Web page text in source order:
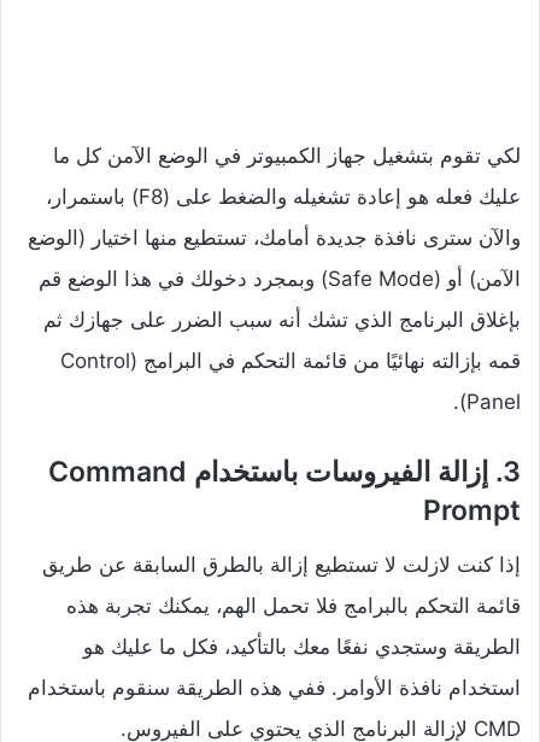
لكي تقوم بتشغيل جهاز الكمبيوتر في الوضع الآمن كل ما
عليك فعله هو إعادة تشغيله والضغط على (F8) باستمرار،
والآن سترى نافذة جديدة أمامك، تستطيع منها اختيار (الوضع
الآمن) أو (Safe Mode) وبمجرد دخولك في هذا الوضع قم
بإغلاق البرنامج الذي تشك أنه سبب الضرر على جهازك ثم
قمه بإزالته نهائيًا من قائمة التحكم في البرامج (Control
Panel).
3. إزالة الفيروسات باستخدام Command
Prompt
إذا كنت لازلت لا تستطيع إزالة بالطرق السابقة عن طريق
قائمة التحكم بالبرامج فلا تحمل الهم، يمكنك تجربة هذه
الطريقة وستجدي نفعًا معك بالتأكيد، فكل ما عليك هو
استخدام نافذة الأوامر. ففي هذه الطريقة سنقوم باستخدام
CMD لإزالة البرنامج الذي يحتوي على الفيروس.